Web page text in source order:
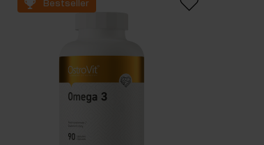
Bestseller